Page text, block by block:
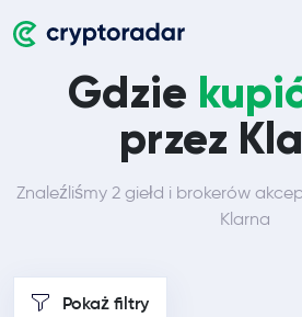
Gdzie
przez
Znaleźliśmy 2 giełd i brokerów
Klarna
Pokaż filtry